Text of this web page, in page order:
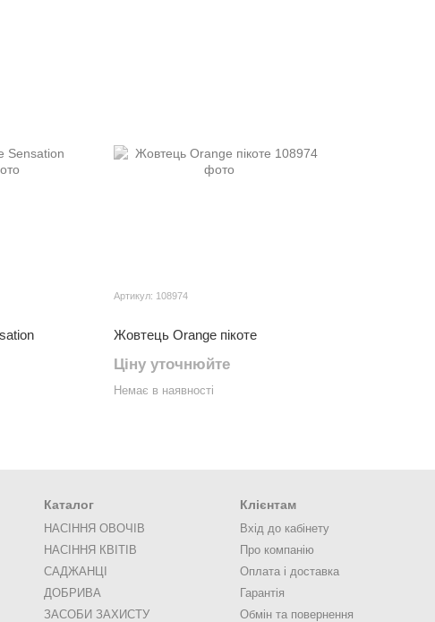
Артикул: 108974
Жовтець Orange пікоте
Ціну уточнюйте
Немає в наявності
Каталог
НАСІННЯ ОВОЧІВ
НАСІННЯ КВІТІВ
САДЖАНЦІ
ДОБРИВА
ЗАСОБИ ЗАХИСТУ
Клієнтам
Вхід до кабінету
Про компанію
Оплата і доставка
Гарантія
Обмін та повернення